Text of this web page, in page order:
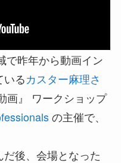
で昨年から動画イン
いるカスター麻理さ
画』 ワークショップ
の主催で、
後、会場となった